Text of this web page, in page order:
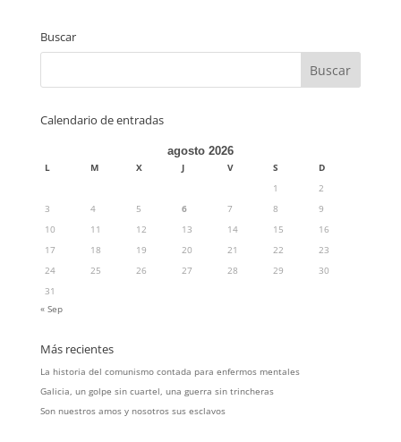
Buscar
Calendario de entradas
agosto 2026
L M X J V S
D
1
2
3
4 5 6 7 8
9
10
11 12 13 14 15
16
17
18 19 20 21 22
23
24
25 26 27 28 29
30
31
« Sep
Más recientes
La historia del comunismo contada para enfermos mentales
Galicia, un golpe sin cuartel, una guerra sin trincheras
Son nuestros amos y nosotros sus esclavos